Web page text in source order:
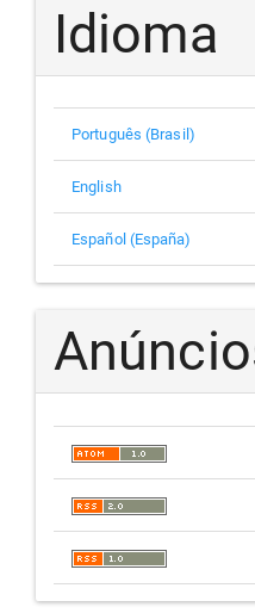
Idioma
Português (Brasil)
English
Español (España)